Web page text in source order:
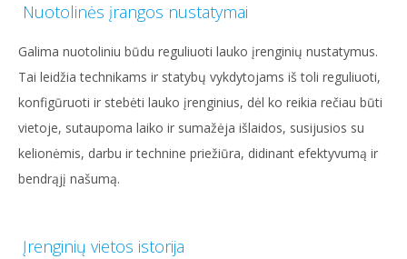
Nuotolinės įrangos nustatymai
Galima nuotoliniu būdu reguliuoti lauko įrenginių nustatymus.
Tai leidžia technikams ir statybų vykdytojams iš toli reguliuoti,
konfigūruoti ir stebėti lauko įrenginius, dėl ko reikia rečiau būti
vietoje, sutaupoma laiko ir sumažėja išlaidos, susijusios su
kelionėmis, darbu ir technine priežiūra, didinant efektyvumą ir
bendrąjį našumą.
Įrenginių vietos istorija